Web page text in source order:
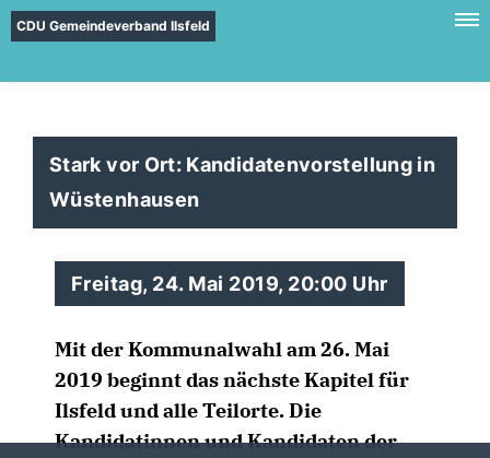
CDU Gemeindeverband Ilsfeld
Stark vor Ort: Kandidatenvorstellung in
Wüstenhausen
Freitag, 24. Mai 2019, 20:00 Uhr
Mit der Kommunalwahl am 26. Mai
2019 beginnt das nächste Kapitel für
Ilsfeld und alle Teilorte. Die
Kandidatinnen und Kandidaten der